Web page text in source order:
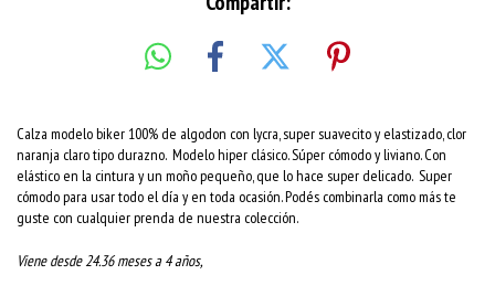
Calza modelo biker 100% de algodon con lycra, super suavecito y elastizado, clor
naranja claro tipo durazno. Modelo hiper clásico. Súper cómodo y liviano. Con
elástico en la cintura y un moño pequeño, que lo hace super delicado. Super
cómodo para usar todo el día y en toda ocasión. Podés combinarla como más te
guste con cualquier prenda de nuestra colección.
Viene desde 24.36 meses a 4 años,